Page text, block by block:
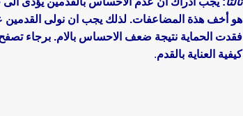
هو أخف هذة المضاعفات. لذلك يجب ان نولى القدمين
فقدت الحماية نتيجة ضعف الاحساس بالام. برجاء
كيفية العناية بالقدم.